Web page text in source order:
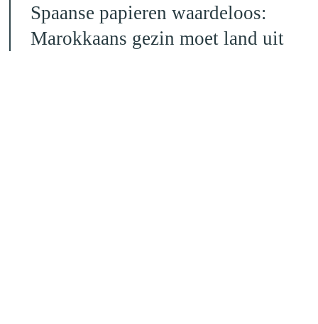
Spaanse papieren waardeloos:
Marokkaans gezin moet land uit